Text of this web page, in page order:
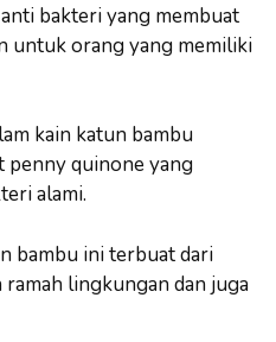
bakteri yang membuat
untuk orang yang memiliki
kain katun bambu
penny quinone yang
alami.
bambu ini terbuat dari
lingkungan dan juga